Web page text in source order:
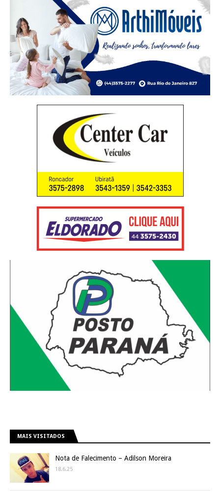
MAIS VISITADOS
Nota de Falecimento – Adilson Moreira
18.6.25